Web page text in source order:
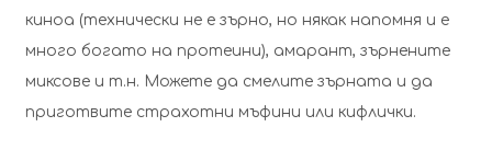
киноа (технически не е зърно, но някак напомня и е
много богато на протеини), амарант, зърнените
миксове и т.н. Можете да смелите зърната и да
приготвите страхотни мъфини или кифлички.